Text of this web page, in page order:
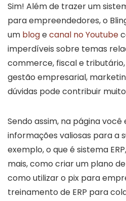
Sim! Além de trazer um
para empreendedores, o
um blogecanal no Youtube
imperdíveis sobre temas
commerce, fiscal e
gestão empresarial,
dúvidas pode contribuir
Sendo assim, na página
informações valiosas para a
exemplo, o que é sistema
mais, como criar um plano
como utilizar o pix para
treinamento de ERP para